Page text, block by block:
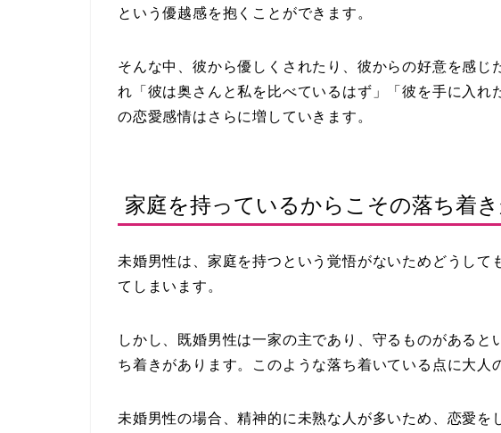
という優越感を抱くことができます。
そんな中、彼から優しくされたり、彼からの好意を感じ
れ「彼は奥さんと私を比べているはず」「彼を手に入れ
の恋愛感情はさらに増していきます。
家庭を持っているからこその落ち着
未婚男性は、家庭を持つという覚悟がないためどうして
てしまいます。
しかし、既婚男性は一家の主であり、守るものがあると
ち着きがあります。このような落ち着いている点に大人
未婚男性の場合、精神的に未熟な人が多いため、恋愛を